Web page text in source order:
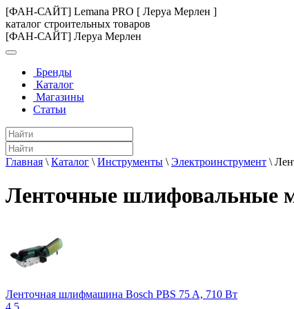
[ФАН-САЙТ] Lemana PRO [ Леруа Мерлен ]
каталог строительных товаров
[ФАН-САЙТ] Леруа Мерлен
Бренды
Каталог
Магазины
Статьи
Главная \ Каталог \ Инструменты \ Электроинструмент \
Ленточные шлифовальные
Ленточная шлифмашина Bosch PBS 75 A, 710 Вт
4.5